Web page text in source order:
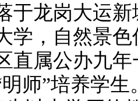
龙岗大运新
学，自然景
直属公办九
”培养学生